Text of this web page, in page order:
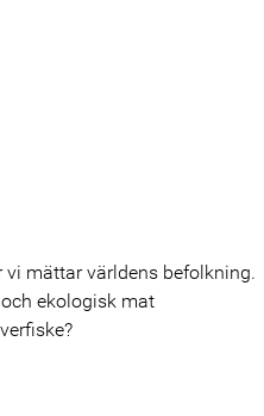
vi mättar världens befolkning.
ekologisk mat